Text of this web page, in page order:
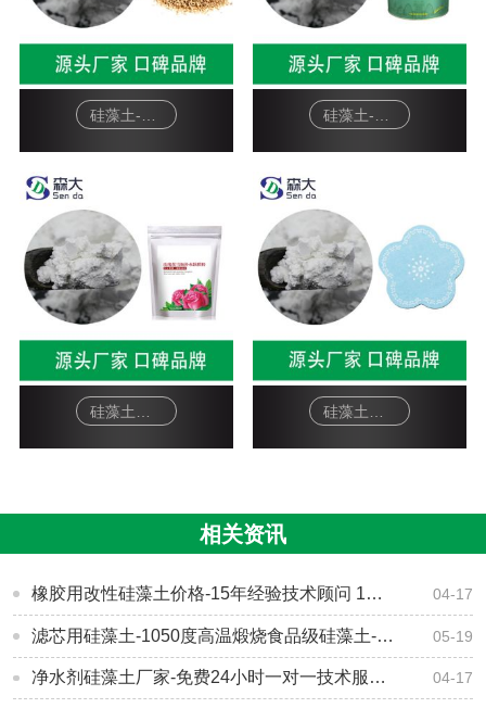
相关资讯
橡胶用改性硅藻土价格-15年经验技术顾问 1V1指导[森大硅藻土] 04-17
滤芯用硅藻土-1050度高温煅烧食品级硅藻土-[森大硅藻土] 05-19
​净水剂硅藻土厂家-免费24小时一对一技术服务[森大硅藻土] 04-17